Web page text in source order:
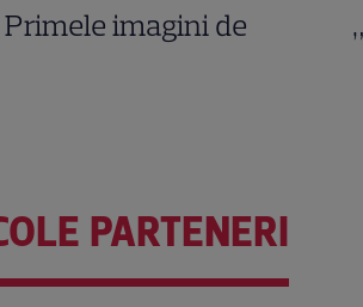
Primele imagini de
PARTENERI